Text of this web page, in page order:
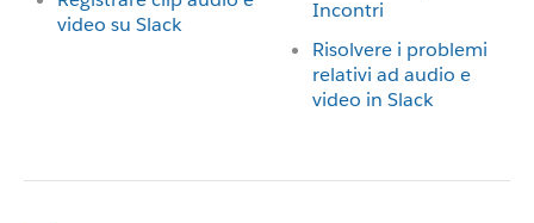
video su Slack
Incontri
Risolvere i problemi
relativi ad audio e
video in Slack